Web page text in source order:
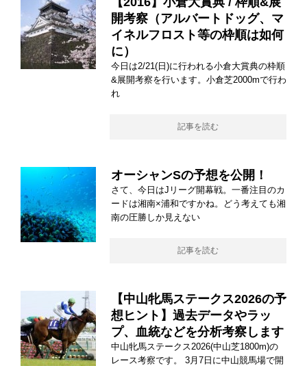
開考察（アルバートドッグ、マ
イネルフロスト等の枠順は如何
に）
今日は2/21(日)に行われる小倉大賞典の枠順
&展開考察を行います。小倉芝2000mで行わ
れ
記事を読む
オーシャンSの予想を公開！
さて、今日はJリーグ開幕戦。一番注目のカ
ードは湘南×浦和ですかね。どう考えても湘
南の圧勝しか見えない
記事を読む
【中山牝馬ステークス2026の予
想ヒント】過去データやラッ
プ、血統などを分析考察します
中山牝馬ステークス2026(中山芝1800m)の
レース考察です。 3月7日に中山競馬場で開